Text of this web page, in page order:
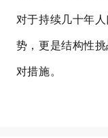
对于持续几十年
势，更是结构性
对措施。